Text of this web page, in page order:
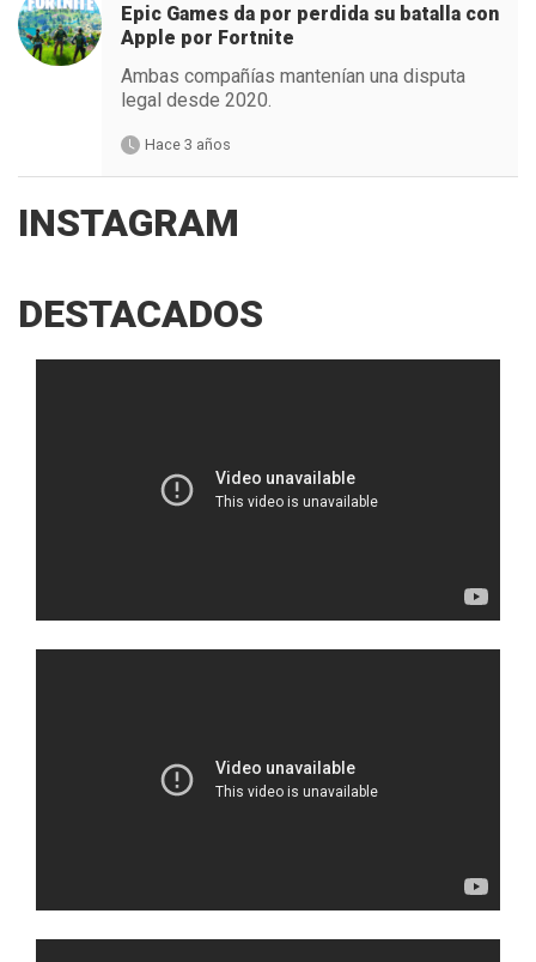
Epic Games da por perdida su batalla con
Apple por Fortnite
Ambas compañías mantenían una disputa
legal desde 2020.
Hace 3 años
INSTAGRAM
DESTACADOS